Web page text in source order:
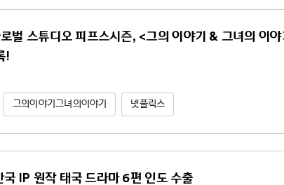
벌 스튜디오 피프스시즌, <그의 이야기 & 그녀의 이
!
그의이야기그녀의이야기 넷플릭스
IP 원작 태국 드라마 6편 인도 수출